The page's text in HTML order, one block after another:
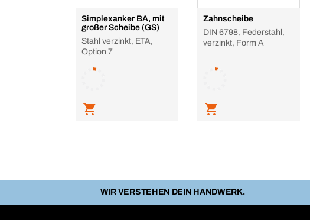
Simplexanker BA, mit
großer Scheibe (GS)
Stahl verzinkt, ETA,
Option 7
Zahnscheibe
DIN 6798, Federstahl,
verzinkt, Form A
WIR VERSTEHEN DEIN HANDWERK.